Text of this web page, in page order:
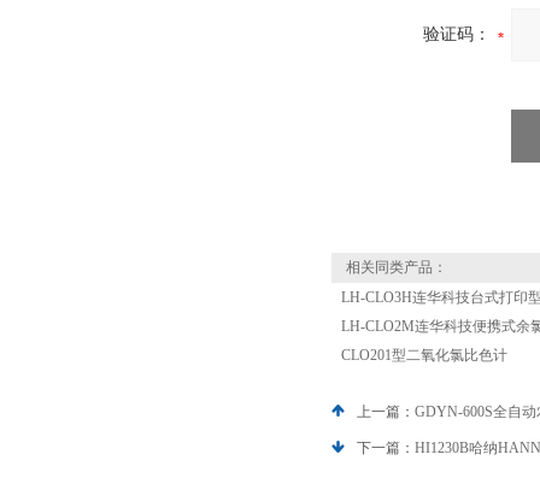
验证码：
相关同类产品：
LH-CLO3H连华科技台式打印
LH-CLO2M连华科技便携式余
CLO201型二氧化氯比色计
上一篇： GDYN-600S全自
下一篇： HI1230B哈纳